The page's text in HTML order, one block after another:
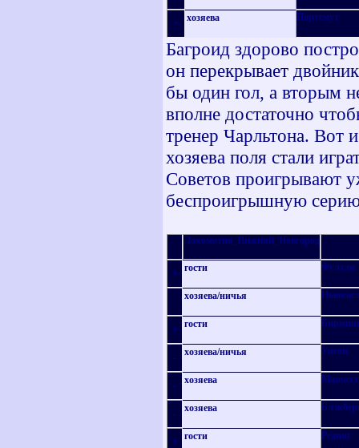
+ хозяева Портсмут
Багроид здорово
он перекрывает
бы один гол, а вторым
вполне достаточно
тренер Чарльтона. Вот
хозяева поля стали
Советов проигрывают
беспроигрышную
Локомотив_Нижний_Новгород
+ гости Фулхэм
хозяева/ничья
+ гости
- хозяева/ничья Уиган
- хозяева
- хозяева
+ гости Рединг